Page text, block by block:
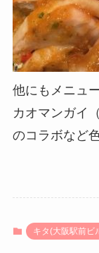
他にもメニュー
カオマンガイ
のコラボなど
キタ(大阪駅前ビ